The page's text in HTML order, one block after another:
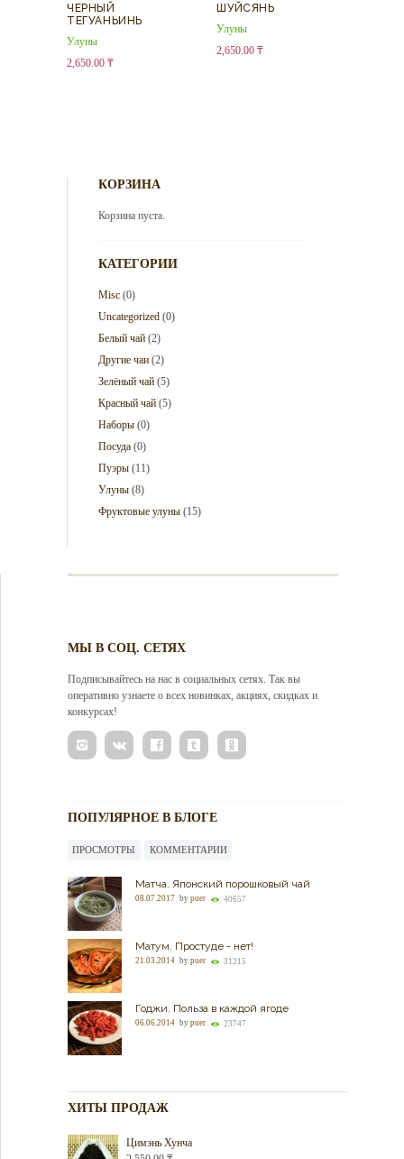
ЧЕРНЫЙ
ТЕГУАНЬИНЬ
Улуны
2,650.00 ₸
ШУЙСЯНЬ
Улуны
2,650.00₸
КОРЗИНА
Корзина пуста.
КАТЕГОРИИ
Misc (0)
Uncategorized (0)
Белый чай (2)
Другие чаи (2)
Зелёный чай (5)
Красный чай (5)
Наборы (0)
Посуда (0)
Пуэры (11)
Улуны (8)
Фруктовые улуны (15)
МЫ В СОЦ. СЕТЯХ
Подписывайтесь на нас в социальных сетях. Так вы
оперативно узнаете о всех новинках, акциях, скидках и
конкурсах!
ПОПУЛЯРНОЕ В БЛОГЕ
ПРОСМОТРЫ КОММЕНТАРИИ
Матча. Японский порошковый чай
08.07.2017 by puer 40657
Матум. Простуде - нет!
21.03.2014 by puer 31215
Годжи. Польза в каждой ягоде
06.06.2014 by puer 23747
ХИТЫ ПРОДАЖ
Цимэнь Хунча